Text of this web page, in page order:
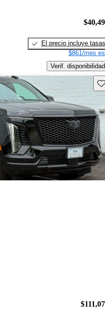
El precio incluye tasas
$861/mes
Verif. disponibilidad